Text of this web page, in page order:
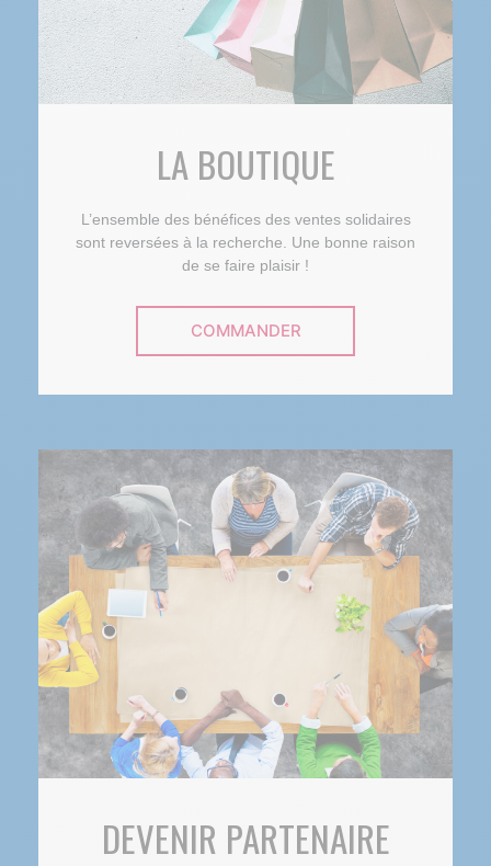
LA BOUTIQUE
L’ensemble des bénéfices des ventes solidaires
sont reversées à la recherche. Une bonne raison
de se faire plaisir !
COMMANDER
DEVENIR PARTENAIRE